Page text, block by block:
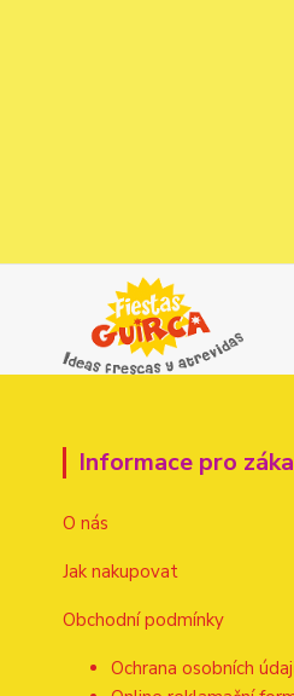
Informace pro
O nás
Jak nakupovat
Obchodní podmínky
Ochrana osobních